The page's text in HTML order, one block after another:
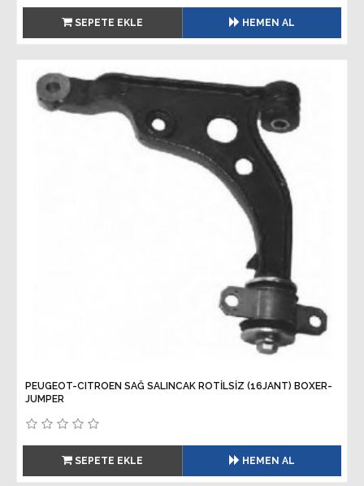
SEPETE EKLE HEMEN AL
PEUGEOT-CITROEN SAĞ SALINCAK ROTİLSİZ (16JANT) BOXER-
JUMPER
SEPETE EKLE HEMEN AL